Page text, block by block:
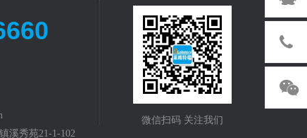
溪秀苑21-1-102
微信扫码 关注我们